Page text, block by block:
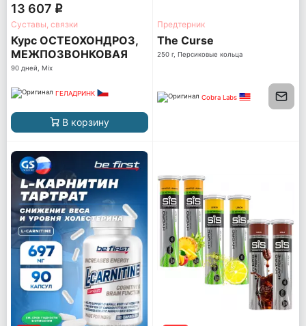
13 607 q
Суставы, связки
Курс ОСТЕОХОНДРОЗ,
МЕЖПОЗВОНКОВАЯ
ГРЫЖА (Без болевого
90 дней, Mix
ГЕЛАДРИНК
В корзину
Предтерник
The Curse
250 г, Персиковые кольца
Cobra Labs